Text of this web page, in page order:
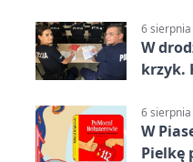
6
W
krzyk.
6
W
Pielkę